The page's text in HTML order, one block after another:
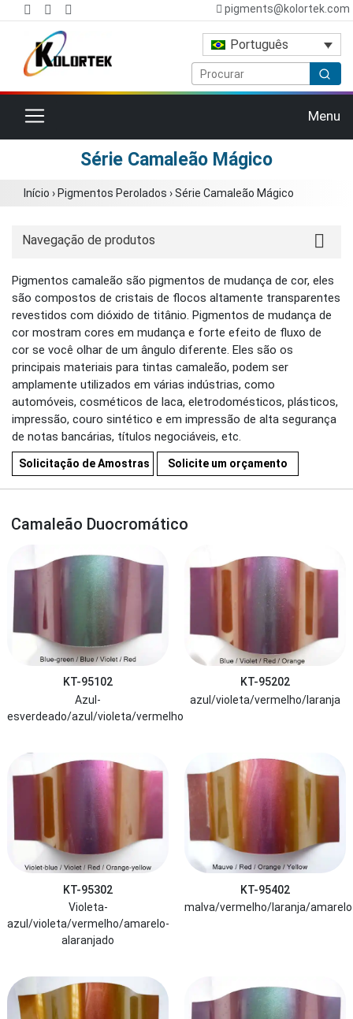
pigments@kolortek.com
Português
Alternar navegação Menu
Série Camaleão Mágico
Início › Pigmentos Perolados ›Série Camaleão Mágico
Navegação de produtos
Pigmentos camaleão são pigmentos de mudança de cor, eles
são compostos de cristais de flocos altamente transparentes
revestidos com dióxido de titânio. Pigmentos de mudança de
cor mostram cores em mudança e forte efeito de fluxo de
cor se você olhar de um ângulo diferente. Eles são os
principais materiais para tintas camaleão, podem ser
amplamente utilizados em várias indústrias, como
automóveis, cosméticos de laca, eletrodomésticos, plásticos,
impressão, couro sintético e em impressão de alta segurança
de notas bancárias, títulos negociáveis, etc.
Solicitação de Amostras Solicite um orçamento
Camaleão Duocromático
KT-95102
Azul-
esverdeado/azul/violeta/vermelho
KT-95202
azul/violeta/vermelho/laranja
KT-95302
Violeta-
azul/violeta/vermelho/amarelo-
alaranjado
KT-95402
malva/vermelho/laranja/amarelo